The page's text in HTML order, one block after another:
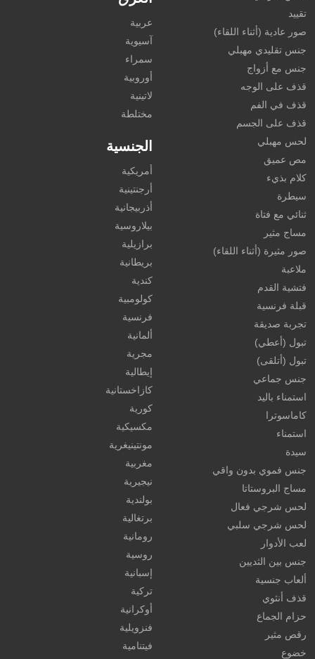
تقييد
صور عادية (أثناء اللقاء)
جنس تقليدي مهبلي
جنس مع أزواج
قذف على الوجه
قذف في الفم
قذف على الجسم
لحس مهبلي
مص عميق
كلام بذيء
سيطرة
ثنائي مع فتاة
مساج مثير
صور مثيرة (أثناء اللقاء)
ملاعبة
فتشية القدم
قبلة فرنسية
تجربة صديقة
تبول (أعطي)
تبول (أتلقى)
جنس جماعي
استمناء باليد
كاماسوترا
استمناء
سيدة
جنس فموي بدون واقي
مساج البروستاتا
لحس شرجي فعال
لحس شرجي سلبي
لعب الأدوار
جنس بين الثديين
ألعاب جنسية
قذف أنثوي
حزام الجماع
رقص مثير
خضوع
عربية
آسيوية
سمراء
أوروبية
لاتينية
مختلطة
الجنسية
أمريكية
أرجنتينية
أذربيجانية
بيلاروسية
برازيلية
بريطانية
كندية
كولومبية
فرنسية
ألمانية
مجرية
إيطالية
كازاخستانية
كورية
مكسيكية
مونتينيغرية
مغربية
نيجيرية
بولندية
برتغالية
رومانية
روسية
إسبانية
تركية
أوكرانية
فنزويلية
فيتنامية